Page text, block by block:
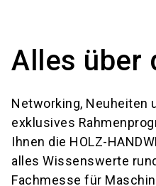
Alles über
Networking, Neuheiten
exklusives
Ihnen die HOLZ-
alles Wissenswerte
Fachmesse für